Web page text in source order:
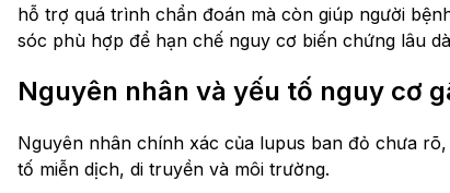
hỗ trợ quá trình chẩn đoán mà còn giúp người
sóc phù hợp để hạn chế nguy cơ biến chứng lâu
Nguyên nhân và yếu tố nguy cơ
Nguyên nhân chính xác của lupus ban đỏ chưa
tố miễn dịch, di truyền và môi trường.